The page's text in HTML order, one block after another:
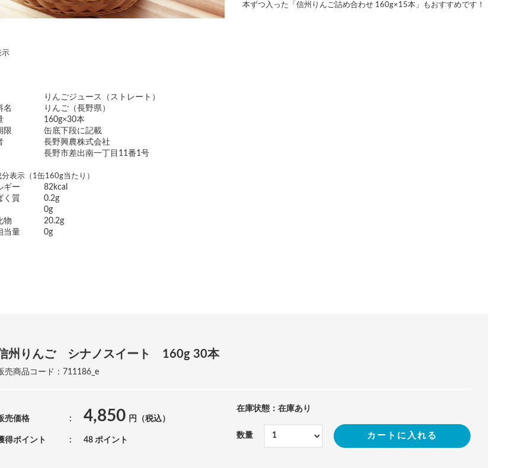
本ずつ入った「信州りんご詰め合わせ 160g×15本」もおすすめです！
示
りんごジュース（ストレート）
名
りんご（長野県）
160g×30本
限
缶底下段に記載
長野興農株式会社
長野市差出南一丁目11番1号
表示（1缶160g当たり）
ギー
82kcal
く質
0.2g
0g
物
20.2g
当量
0g
州りんご シナノスイート 160g 30本
売商品コード：711186_e
売価格 4,850 円（税込）
得ポイント 48 ポイント
在庫状態：在庫あり
数量 カートに入れる